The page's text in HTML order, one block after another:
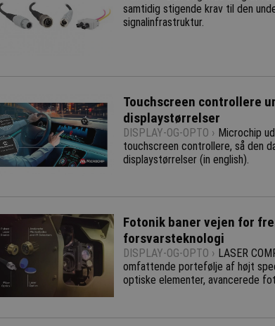
samtidig stigende krav til den
signalinfrastruktur.
Touchscreen controllere
displaystørrelser
DISPLAY-OG-OPTO › Microchip
touchscreen controllere, så den
displaystørrelser (in english).
Fotonik baner vejen for
forsvarsteknologi
DISPLAY-OG-OPTO › LASER
omfattende portefølje af højt
optiske elementer, avancerede